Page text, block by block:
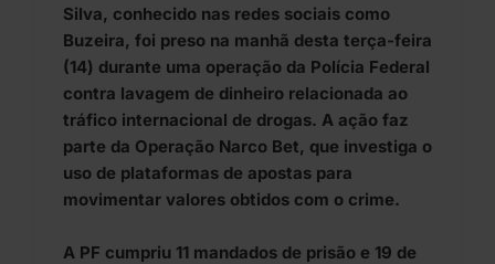
Silva, conhecido nas redes sociais como
Buzeira, foi preso na manhã desta terça-feira
(14) durante uma operação da Polícia Federal
contra lavagem de dinheiro relacionada ao
tráfico internacional de drogas. A ação faz
parte da Operação Narco Bet, que investiga o
uso de plataformas de apostas para
movimentar valores obtidos com o crime.
A PF cumpriu 11 mandados de prisão e 19 de